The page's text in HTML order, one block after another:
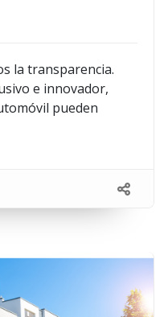
la transparencia.
e innovador,
pueden